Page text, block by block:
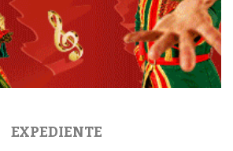
EXPEDIENTE